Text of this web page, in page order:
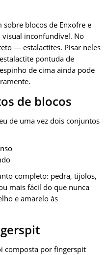
sobre blocos de Enxofre e
visual inconfundível. No
— estalactites. Pisar neles
pontuda de
de cima ainda pode
de blocos
de uma vez dois conjuntos
completo: pedra, tijolos,
mais fácil do que nunca
e amarelo às
composta por fingerspit